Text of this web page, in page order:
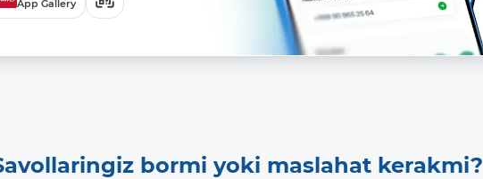
App Gallery
bormi yoki maslahat kerakmi?